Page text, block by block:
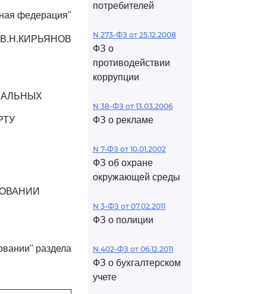
федерация"
В.Н.КИРЬЯНОВ
раздела
потребителей
N 273-ФЗ от 25.12.2008
ФЗ о
противодействии
коррупции
N 38-ФЗ от 13.03.2006
ФЗ о рекламе
N 7-ФЗ от 10.01.2002
ФЗ об охране
окружающей среды
N 3-ФЗ от 07.02.2011
ФЗ о полиции
N 402-ФЗ от 06.12.2011
ФЗ о бухгалтерском
учете